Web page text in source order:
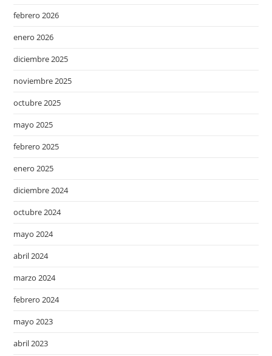
febrero 2026
enero 2026
diciembre 2025
noviembre 2025
octubre 2025
mayo 2025
febrero 2025
enero 2025
diciembre 2024
octubre 2024
mayo 2024
abril 2024
marzo 2024
febrero 2024
mayo 2023
abril 2023